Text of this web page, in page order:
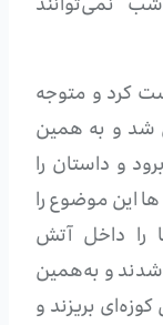
نمی‌توانند
کرد و متوجه
شد و به همین
و داستان را
این موضوع را
را داخل آتش
شدند و به‌همین
بریزند و